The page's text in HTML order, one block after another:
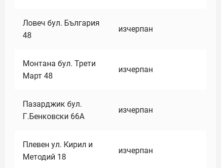
Ловеч бул. България
48
изчерпан
Монтана бул. Трети
Март 48
изчерпан
Пазарджик бул.
Г.Бенковски 66А
изчерпан
Плевен ул. Кирил и
Методий 18
изчерпан